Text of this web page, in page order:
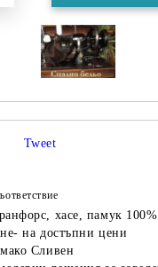
Tweet
хасе, памук 100%
на достъпни цени
Сливен